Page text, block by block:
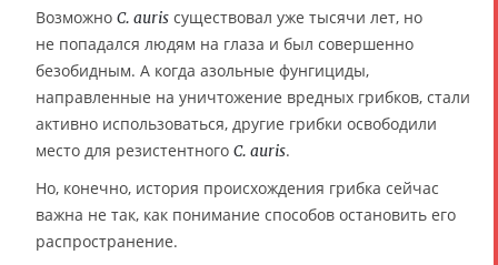
Возможно C. auris существовал уже тысячи лет, но
не попадался людям на глаза и был совершенно
безобидным. А когда азольные фунгициды,
направленные на уничтожение вредных грибков, стали
активно использоваться, другие грибки освободили
место для резистентного C. auris.
Но, конечно, история происхождения грибка сейчас
важна не так, как понимание способов остановить его
распространение.